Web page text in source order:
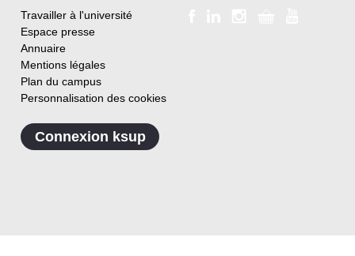
Travailler à l'université
Espace presse
Annuaire
Mentions légales
Plan du campus
Personnalisation des cookies
Connexion ksup